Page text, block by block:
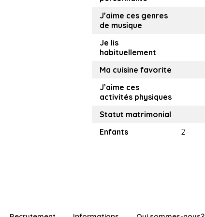
J’aime ces genres
de musique
Je lis
habituellement
Ma cuisine favorite
J’aime ces
activités physiques
Statut matrimonial
Enfants
2